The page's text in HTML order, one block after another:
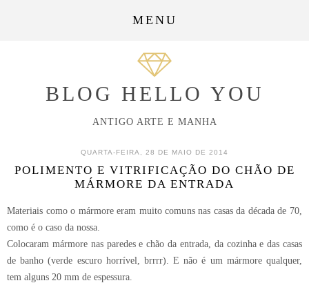
MENU
BLOG HELLO YOU
ANTIGO ARTE E MANHA
QUARTA-FEIRA, 28 DE MAIO DE 2014
POLIMENTO E VITRIFICAÇÃO DO CHÃO DE
MÁRMORE DA ENTRADA
Materiais como o mármore eram muito comuns nas casas da década de 70,
como é o caso da nossa.
Colocaram mármore nas paredes e chão da entrada, da cozinha e das casas
de banho (verde escuro horrível, brrrr). E não é um mármore qualquer,
tem alguns 20 mm de espessura.